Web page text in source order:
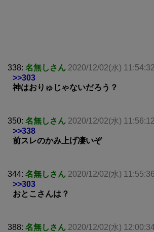
338: 名無しさん 2020/12/02(水)
>>303
神はおりゅじゃないだろう？
350: 名無しさん 2020/12/02(水)
>>338
前スレのかみ上げ凄いぞ
344: 名無しさん 2020/12/02(水)
>>303
おとこさんは？
388: 名無しさん 2020/12/02(水)